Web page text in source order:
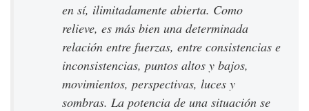
en sí, ilimitadamente abierta. Como
relieve, es más bien una determinada
relación entre fuerzas, entre consistencias e
inconsistencias, puntos altos y bajos,
movimientos, perspectivas, luces y
sombras. La potencia de una situación se